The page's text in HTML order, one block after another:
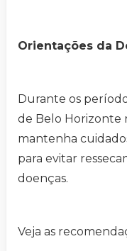
Orientações da
Durante os
de Belo Horizonte
mantenha
para evitar
doenças.
Veja as